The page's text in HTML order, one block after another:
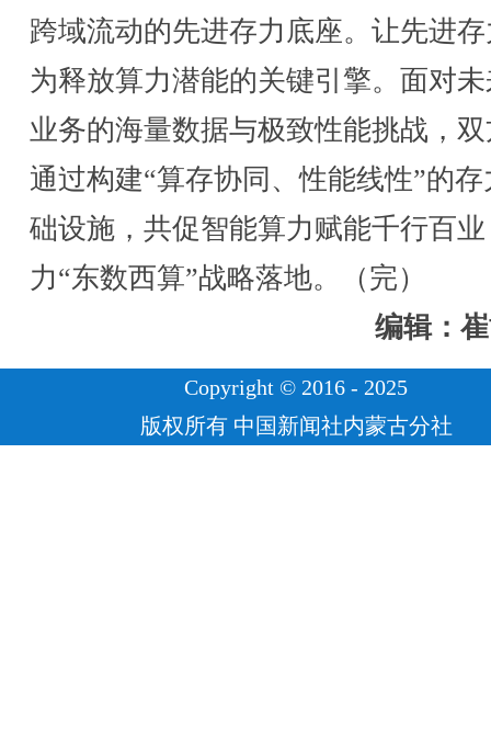
跨域流动的先进存力底座。让先进
为释放算力潜能的关键引擎。面对
业务的海量数据与极致性能挑战，
通过构建“算存协同、性能线性”的存
础设施，共促智能算力赋能千行百
力“东数西算”战略落地。（完）
编辑：
Copyright © 2016 - 2025
版权所有 中国新闻社内蒙古分社